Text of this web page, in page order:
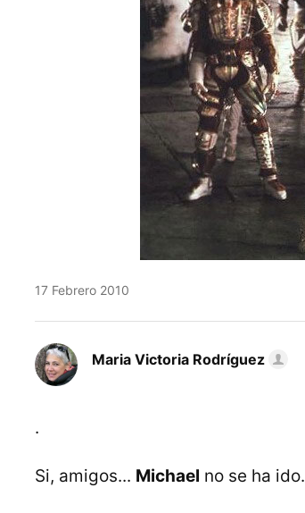
17 Febrero 2010
Maria Victoria Rodríguez
.
Si, amigos... Michael no se ha ido.